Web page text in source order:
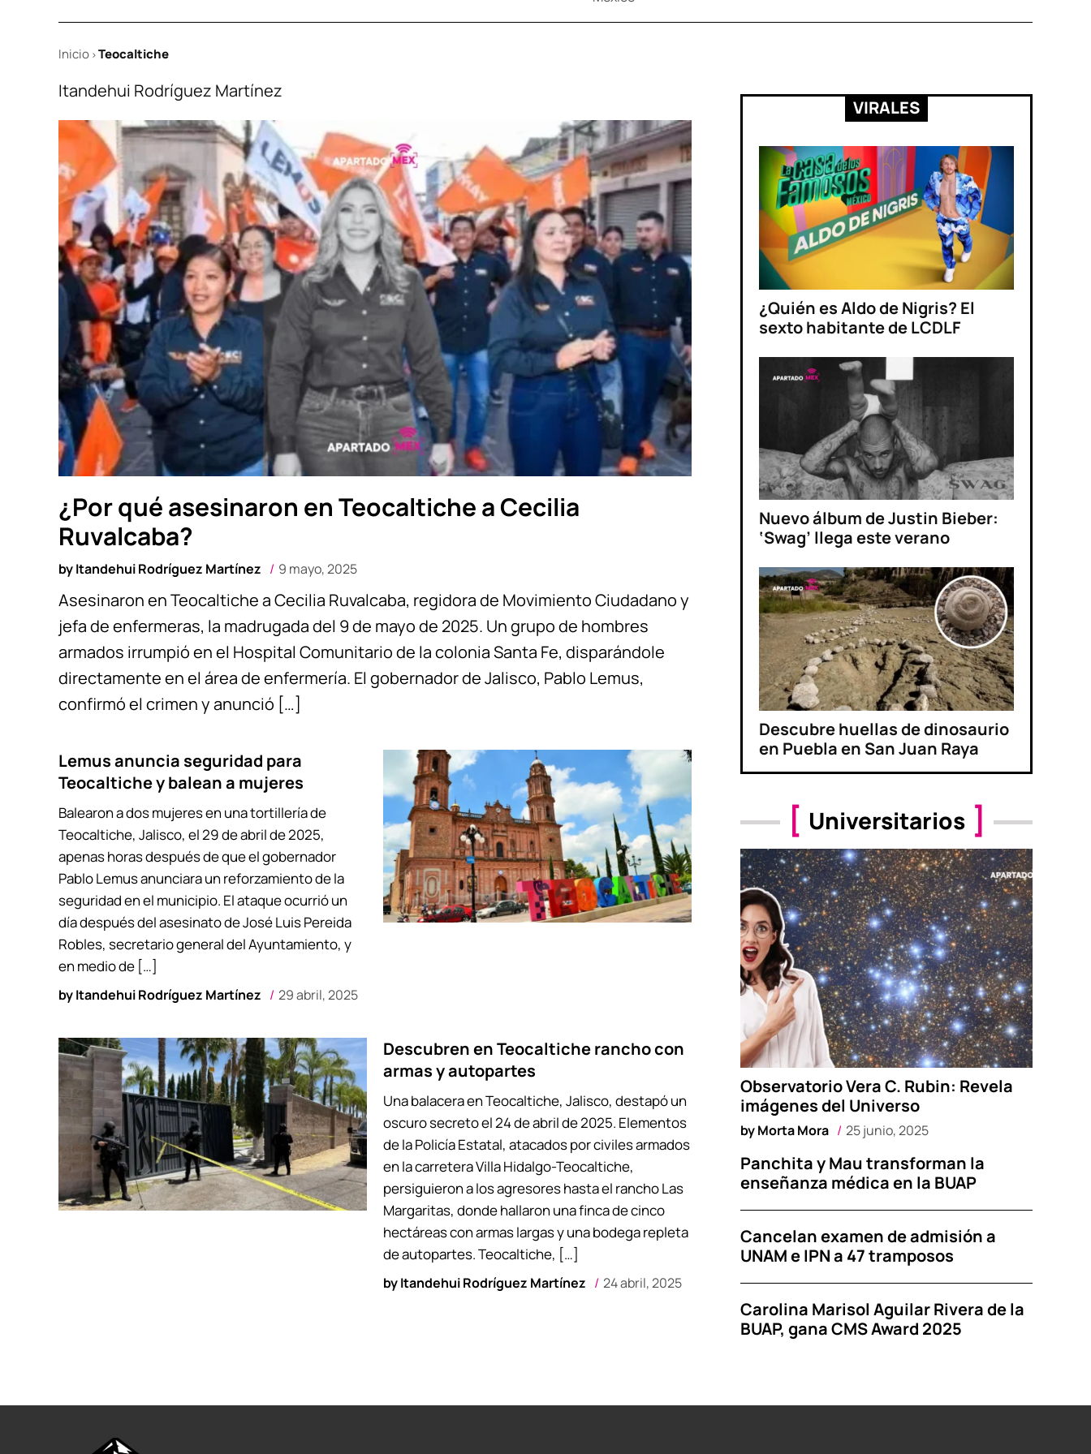
Inicio >Teocaltiche
Itandehui Rodríguez Martínez
¿Por qué asesinaron en Teocaltiche a Cecilia
Ruvalcaba?
byItandehui Rodríguez Martínez 9 mayo, 2025
Asesinaron en Teocaltiche a Cecilia Ruvalcaba, regidora de Movimiento Ciudadano y
jefa de enfermeras, la madrugada del 9 de mayo de 2025. Un grupo de hombres
armados irrumpió en el Hospital Comunitario de la colonia Santa Fe, disparándole
directamente en el área de enfermería. El gobernador de Jalisco, Pablo Lemus,
confirmó el crimen y anunció […]
Lemus anuncia seguridad para
Teocaltiche y balean a mujeres
byItandehui Rodríguez Martínez 29 abril, 2025
Balearon a dos mujeres en una tortillería de
Teocaltiche, Jalisco, el 29 de abril de 2025,
apenas horas después de que el gobernador
Pablo Lemus anunciara un reforzamiento de la
seguridad en el municipio. El ataque ocurrió un
día después del asesinato de José Luis Pereida
Robles, secretario general del Ayuntamiento, y
en medio de […]
Descubren en Teocaltiche rancho con
armas y autopartes
byItandehui Rodríguez Martínez 24 abril, 2025
Una balacera en Teocaltiche, Jalisco, destapó un
oscuro secreto el 24 de abril de 2025. Elementos
de la Policía Estatal, atacados por civiles armados
en la carretera Villa Hidalgo-Teocaltiche,
persiguieron a los agresores hasta el rancho Las
Margaritas, donde hallaron una finca de cinco
hectáreas con armas largas y una bodega repleta
de autopartes. Teocaltiche, […]
VIRALES
¿Quién es Aldo de Nigris? El
sexto habitante de LCDLF
Nuevo álbum de Justin Bieber:
‘Swag’ llega este verano
Descubre huellas de dinosaurio
en Puebla en San Juan Raya
Universitarios
Observatorio Vera C. Rubin: Revela
imágenes del Universo
byMorta Mora 25 junio, 2025
Panchita y Mau transforman la
enseñanza médica en la BUAP
Cancelan examen de admisión a
UNAM e IPN a 47 tramposos
Carolina Marisol Aguilar Rivera de la
BUAP, gana CMS Award 2025